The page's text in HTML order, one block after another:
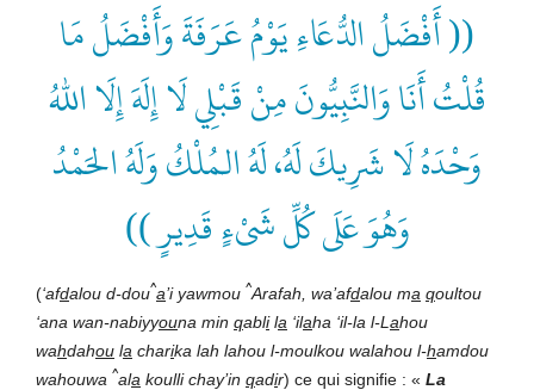
(( أَفْضَلُ الدُّعَاءِ يَوْمُ عَرَفَةَ وَأَفْضَلُ مَا
قُلْتُ أَنَا وَالنَّبِيُّونَ مِنْ قَبْلِي لَا إِلَهَ إِلَا اللهُ
وَحْدَهُ لَا شَرِيكَ لَهُ، لَهُ الـمُلْكُ وَلَهُ الحَمْدُ
وَهُوَ عَلَى كُلِّ شَىْءٍ قَدِيرٍ ))
(‘afdalou d-dou^a’i yawmou ^Arafah, wa’afdalou ma qoultou
‘ana wan-nabiyyouna min qablila ‘ilaha ‘il-la l-L ahou
wahdahou la charika lah lahou l-moulkou walahou l-hamdou
wahouwa ^ala koulli chay’in qadir) ce qui signifie : « La